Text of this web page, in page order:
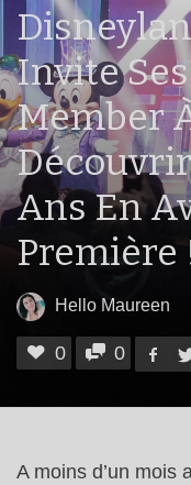
Invite
Member
Ans En
Première
Hello Maureen
0 0
A moins d’un mois